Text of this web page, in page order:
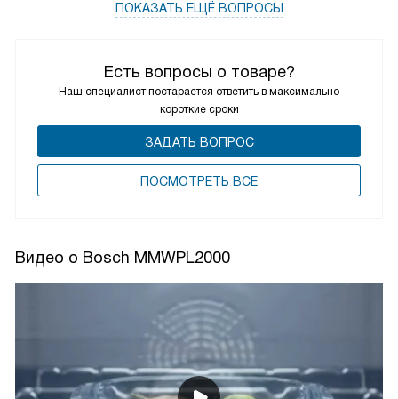
Есть вопросы о товаре?
Наш специалист постарается ответить в максимально
короткие сроки
ЗАДАТЬ ВОПРОС
ПОCМОТРЕТЬ ВСЕ
ПОКАЗАТЬ ЕЩЁ ВОПРОСЫ
Видео о Bosch MMWPL2000